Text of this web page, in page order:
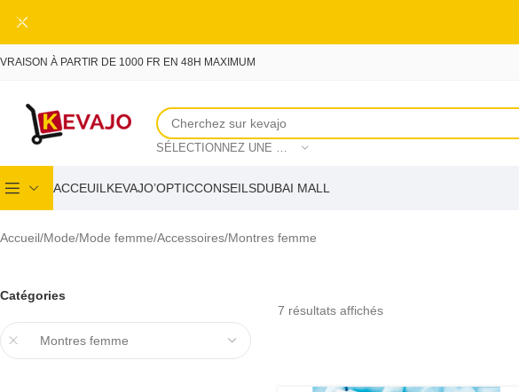
Skip to main content
À PARTIR DE 1000 FR EN 48H MAXIMUM
SÉLECTIONNEZ UNE CATÉGORIE
ACCEUIL KEVAJO’OPTICCONSEILSDUBAI MALL
Accueil Mode Mode femme Accessoires Montres femme
Catégories
Montres femme
7 résultats affichés